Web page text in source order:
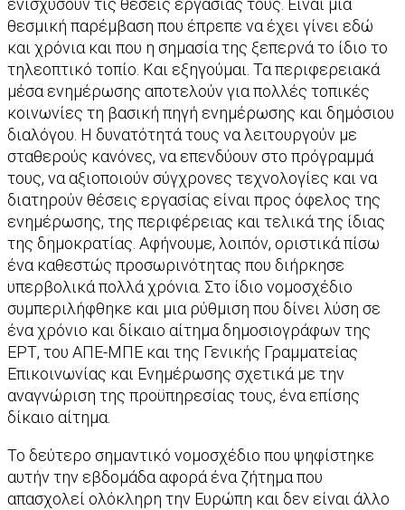
ενισχύσουν τις θέσεις εργασίας τους. Είναι μια
θεσμική παρέμβαση που έπρεπε να έχει γίνει εδώ
και χρόνια και που η σημασία της ξεπερνά το ίδιο το
τηλεοπτικό τοπίο. Και εξηγούμαι. Τα περιφερειακά
μέσα ενημέρωσης αποτελούν για πολλές τοπικές
κοινωνίες τη βασική πηγή ενημέρωσης και δημόσιου
διαλόγου. Η δυνατότητά τους να λειτουργούν με
σταθερούς κανόνες, να επενδύουν στο πρόγραμμά
τους, να αξιοποιούν σύγχρονες τεχνολογίες και να
διατηρούν θέσεις εργασίας είναι προς όφελος της
ενημέρωσης, της περιφέρειας και τελικά της ίδιας
της δημοκρατίας. Αφήνουμε, λοιπόν, οριστικά πίσω
ένα καθεστώς προσωρινότητας που διήρκησε
υπερβολικά πολλά χρόνια. Στο ίδιο νομοσχέδιο
συμπεριλήφθηκε και μια ρύθμιση που δίνει λύση σε
ένα χρόνιο και δίκαιο αίτημα δημοσιογράφων της
ΕΡΤ, του ΑΠΕ-ΜΠΕ και της Γενικής Γραμματείας
Επικοινωνίας και Ενημέρωσης σχετικά με την
αναγνώριση της προϋπηρεσίας τους, ένα επίσης
δίκαιο αίτημα.
Το δεύτερο σημαντικό νομοσχέδιο που ψηφίστηκε
αυτήν την εβδομάδα αφορά ένα ζήτημα που
απασχολεί ολόκληρη την Ευρώπη και δεν είναι άλλο